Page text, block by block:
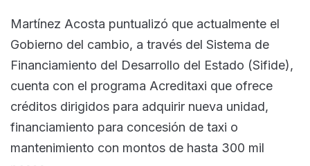
Martínez Acosta puntualizó que actualmente el
Gobierno del cambio, a través del Sistema de
Financiamiento del Desarrollo del Estado (Sifide),
cuenta con el programa Acreditaxi que ofrece
créditos dirigidos para adquirir nueva unidad,
financiamiento para concesión de taxi o
mantenimiento con montos de hasta 300 mil